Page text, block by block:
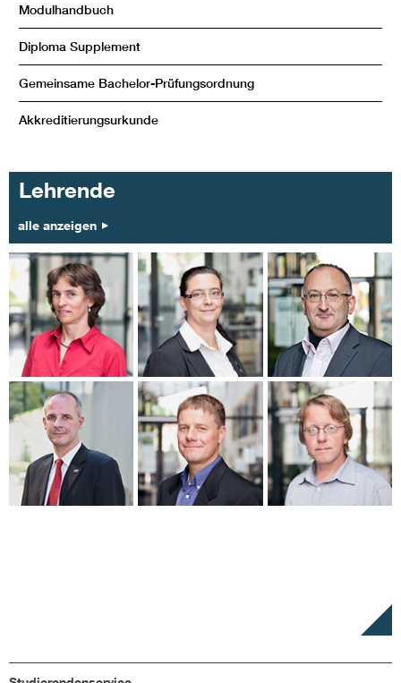
Modulhandbuch
Diploma Supplement
Gemeinsame Bachelor-Prüfungsordnung
Akkreditierungsurkunde
Lehrende
alle anzeigen